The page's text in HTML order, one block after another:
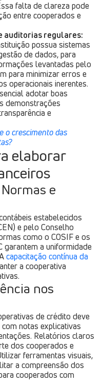
falta de clareza pode
entre cooperados e
auditorias regulares:
possua sistemas
de dados, para
levantadas pelo
para minimizar erros e
operacionais inerentes.
adotar boas
demonstrações
e
o crescimento das
elaborar
e
estabelecidos
e pelo Conselho
como o COSIF e os
garantem a uniformidade
capacitação contínua da
a cooperativa
nos
de crédito deve
notas explicativas
Relatórios claros
dos cooperados e
ferramentas visuais,
a compreensão dos
cooperados com